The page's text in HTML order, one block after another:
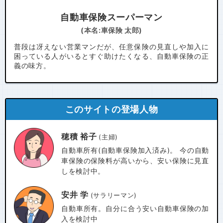
自動車保険スーパーマン
(本名:車保険 太郎)
普段は冴えない営業マンだが、任意保険の見直しや加入に
困っている人がいるとすぐ助けたくなる、自動車保険の正
義の味方。
このサイトの登場人物
穂積 裕子 (主婦)
自動車所有(自動車保険加入済み)。 今の自動
車保険の保険料が高いから、安い保険に見直
しを検討中。
安井 学 (サラリーマン)
自動車所有。自分に合う安い自動車保険の加
入を検討中